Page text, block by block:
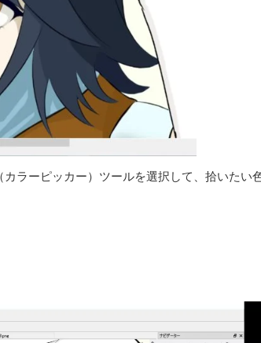
ラーピッカー）ツールを選択して、拾いたい